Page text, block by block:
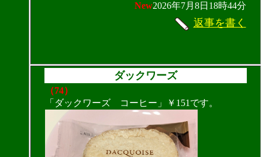
New2026年7月8日18時44分
返事を書く
ダックワーズ
（74）
「ダックワーズ コーヒー」￥151です。